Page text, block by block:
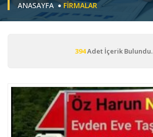
ANASAYFA FIRMALAR
394Adet İçerik Bulundu.